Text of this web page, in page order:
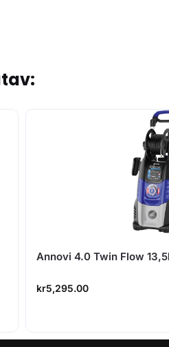
Annovi 4.0 Twin Flow
kr5,295.00